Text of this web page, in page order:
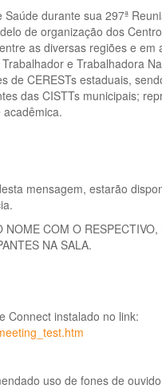
durante sua 297ª
de organização dos
as diversas regiões e
e Trabalhadora
de CERESTs estaduais,
das CISTTs municipais;
mensagem, estarão
COM O
NA SALA.
Connect instalado no link:
uso de fones de